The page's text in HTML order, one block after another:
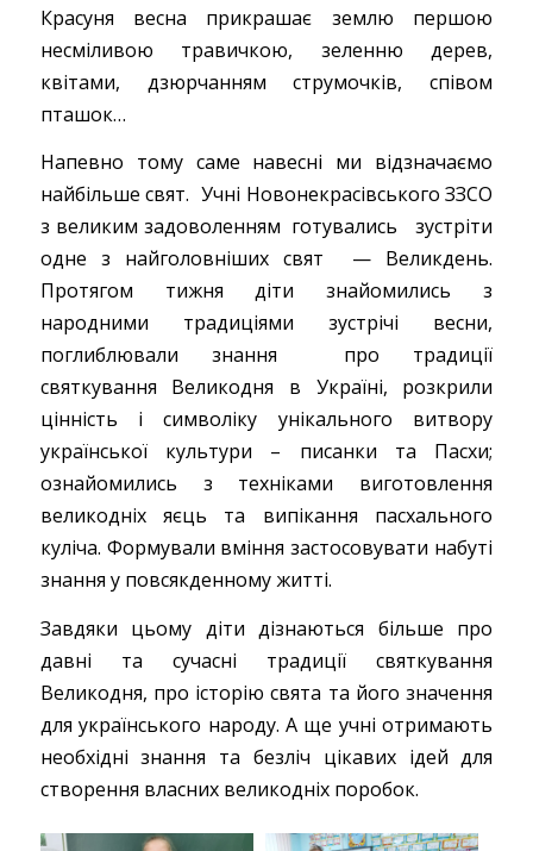
Красуня весна прикрашає землю першою
несміливою травичкою, зеленню дерев,
квітами, дзюрчанням струмочків, співом
пташок…
Напевно тому саме навесні ми відзначаємо
найбільше свят. Учні Новонекрасівського ЗЗСО
з великим задоволенням готувались зустріти
одне з найголовніших свят — Великдень.
Протягом тижня діти знайомились з
народними традиціями зустрічі весни,
поглиблювали знання про традиції
святкування Великодня в Україні, розкрили
цінність і символіку унікального витвору
української культури – писанки та Пасхи;
ознайомились з техніками виготовлення
великодніх яєць та випікання пасхального
куліча. Формували вміння застосовувати набуті
знання у повсякденному житті.
Завдяки цьому діти дізнаються більше про
давні та сучасні традиції святкування
Великодня, про історію свята та його значення
для українського народу. А ще учні отримають
необхідні знання та безліч цікавих ідей для
створення власних великодніх поробок.